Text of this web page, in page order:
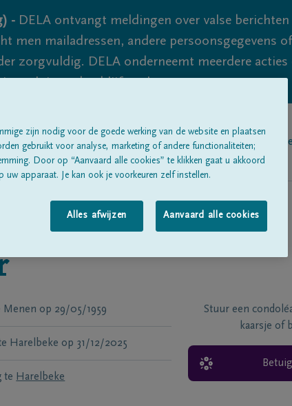
- DELA ontvangt meldingen over valse
men mailadressen, andere persoonsgegevens
zorgvuldig. DELA onderneemt meerdere
te sluiten, dus blijf waakzaam.
Alle rouwberichtenOver ons
Menen op 29/05/1959
Harelbeke op 31/12/2025
te Harelbeke
Stuur een
kaarsje of
zijn nodig voor de goede werking van de website en plaatsen
gebruikt voor analyse, marketing of andere functionaliteiten;
Door op “Aanvaard alle cookies” te klikken gaat u akkoord
apparaat. Je kan ook je voorkeuren zelf instellen.
Alles afwijzen Aanvaard alle cookies